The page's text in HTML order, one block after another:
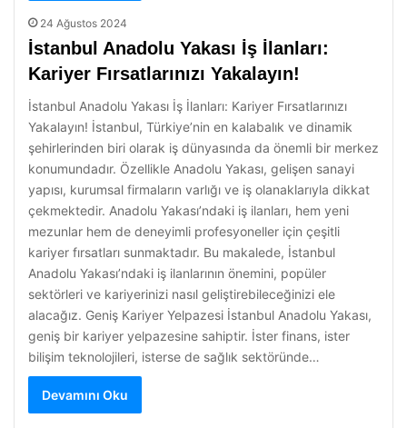
24 Ağustos 2024
İstanbul Anadolu Yakası İş İlanları:
Kariyer Fırsatlarınızı Yakalayın!
İstanbul Anadolu Yakası İş İlanları: Kariyer Fırsatlarınızı
Yakalayın! İstanbul, Türkiye’nin en kalabalık ve dinamik
şehirlerinden biri olarak iş dünyasında da önemli bir merkez
konumundadır. Özellikle Anadolu Yakası, gelişen sanayi
yapısı, kurumsal firmaların varlığı ve iş olanaklarıyla dikkat
çekmektedir. Anadolu Yakası’ndaki iş ilanları, hem yeni
mezunlar hem de deneyimli profesyoneller için çeşitli
kariyer fırsatları sunmaktadır. Bu makalede, İstanbul
Anadolu Yakası’ndaki iş ilanlarının önemini, popüler
sektörleri ve kariyerinizi nasıl geliştirebileceğinizi ele
alacağız. Geniş Kariyer Yelpazesi İstanbul Anadolu Yakası,
geniş bir kariyer yelpazesine sahiptir. İster finans, ister
bilişim teknolojileri, isterse de sağlık sektöründe…
Devamını Oku